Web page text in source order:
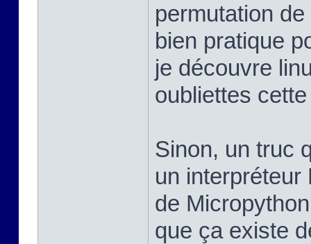
permutation
bien pratique
je découvre
oubliettes
Sinon, un truc
un interpréteur
de
que ça existe